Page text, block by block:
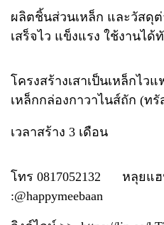
ผลิตชิ้นส่วนเหล็ก และวัสดุ
เสร็จไว แข็งแรง ใช้งานได้
โครงสร้างเสาเป็นเหล็กไว
เหล็กกล่องกาวาไนส์ถัก (ทรั
เวลาสร้าง 3 เดือน
โทร 0817052132 หลุยแ
:@happymeebaan